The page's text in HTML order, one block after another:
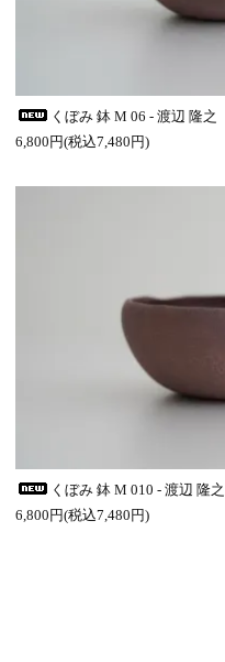
くぼみ 鉢 M 06 - 渡辺 隆之
6,800円(税込7,480円)
くぼみ 鉢 M 010 - 渡辺 隆
6,800円(税込7,480円)